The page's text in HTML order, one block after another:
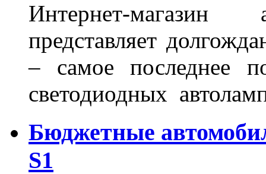
Интернет-магазин
представляет
– самое последнее
светодиодных
Бюджетные
S1